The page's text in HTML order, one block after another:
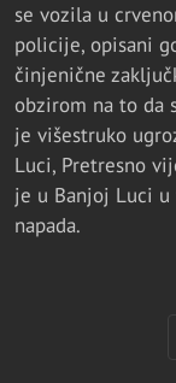
se vozila u
policije, opisani
činjenične
obzirom na to da
je višestruko
Luci, Pretresno
je u Banjoj Luci
napada.